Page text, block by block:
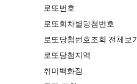
로또번호
로또회차별당첨번호
로또당첨번호조회 전체보기
로또당첨지역
취미백화점